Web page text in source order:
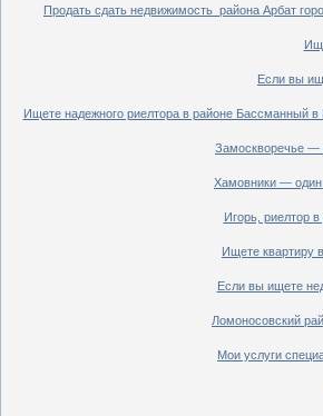
Продать сдать недвижимость района Арбат
Если вы
Ищете надежного риелтора в районе Бассманный
Замоскворечье —
Хамовники — один
Игорь, риелтор
Ищете квартиру
Если вы ищете
Ломоносовский
Мои услуги